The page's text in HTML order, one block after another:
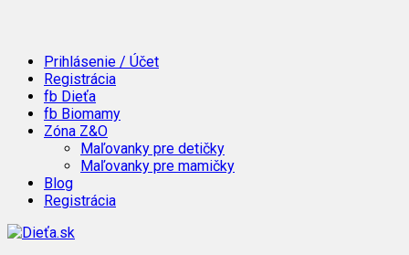
Prihlásenie / Účet
Registrácia
fb Dieťa
fb Biomamy
Zóna Z&O
Maľovanky pre detičky
Maľovanky pre mamičky
Blog
Registrácia